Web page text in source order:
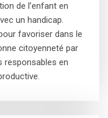
de l’enfant en
un handicap.
favoriser dans le
citoyenneté par
responsables en